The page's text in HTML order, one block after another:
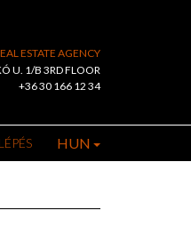
ESTATE AGENCY
U. 1/B 3RD FLOOR
+36 30 166 12 34
HUN